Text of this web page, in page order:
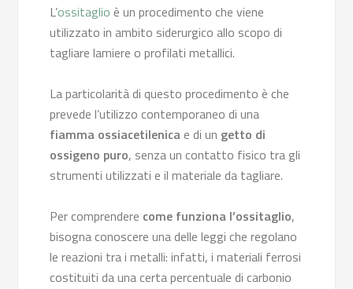
L’ossitaglio è un procedimento che viene
utilizzato in ambito siderurgico allo scopo di
tagliare lamiere o profilati metallici.
La particolarità di questo procedimento è che
prevede l’utilizzo contemporaneo di una
fiamma ossiacetilenicae di un getto di
ossigeno puro, senza un contatto fisico tra gli
strumenti utilizzati e il materiale da tagliare.
Per comprendere come funziona l’ossitaglio,
bisogna conoscere una delle leggi che regolano
le reazioni tra i metalli: infatti, i materiali ferrosi
costituiti da una certa percentuale di carbonio